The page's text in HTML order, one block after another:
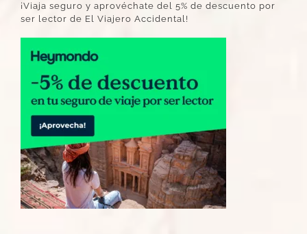
¡Viaja seguro y aprovéchate del 5% de descuento por
ser lector de El Viajero Accidental!